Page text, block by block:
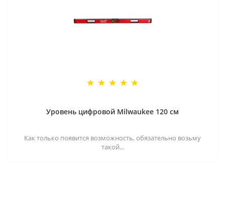
Уровень цифровой Milwaukee 120 см
Как только появится возможность, обязательно возьму
такой...